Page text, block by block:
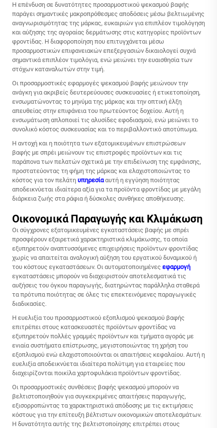
Η επένδυση σε δυνατότητες προσαρμοστικού ψεκασμού βαφής
παράγει σημαντικές μακροπρόθεσμες αποδόσεις μέσω βελτιωμένης
αναγνωρισιμότητας της μάρκας, ευκαιριών για επιπλέον τιμολόγηση
και αύξησης της αγοραίας δερμάτωσης στις κατηγορίες προϊόντων
φροντίδας. Η διαφοροποίηση που επιτυγχάνεται μέσω
προσαρμοστικών επιφανειακών επεξεργασιών δικαιολογεί συχνά
σημαντικά επιπλέον τιμολόγια, ενώ μειώνει την ευαισθησία των
στόχων καταναλωτών στην τιμή.
Οι προσαρμοστικές εφαρμογές ψεκασμού βαφής μειώνουν την
ανάγκη για ακριβείς δευτερεύουσες συσκευασίες ή ετικετοποίηση,
ενσωματώνοντας το μηνύμα της μάρκας και την οπτική έλξη
απευθείας στην επιφάνεια του πρωτεύοντος δοχείου. Αυτή η
ενσωμάτωση απλοποιεί τις αλυσίδες εφοδιασμού, ενώ μειώνει το
συνολικό κόστος συσκευασίας και το περιβαλλοντικό αποτύπωμα.
Η αντοχή και η ποιότητα των εξατομικευμένων επιστρώσεων
βαφής με σπρέι μειώνουν τις επιστροφές προϊόντων και τις
παράπονα των πελατών σχετικά με την επιδείνωση της εμφάνισης,
προστατεύοντας τη φήμη της μάρκας και ελαχιστοποιώντας το
κόστος για τον πελάτη υπηρεσίααυτή η εγγύηση ποιότητας
αποδεικνύεται ιδιαίτερα αξία για τα προϊόντα φροντίδας με μεγάλη
διάρκεια ζωής στα ράφια ή δύσκολες συνθήκες αποθήκευσης.
Οικονομικά Παραγωγής και Κλιμάκωση
Οι σύγχρονες εξατομικευμένες εγκαταστάσεις βαφής με σπρέι
προσφέρουν εξαιρετικά χαρακτηριστικά κλιμάκωσης, τα οποία
εξυπηρετούν αναπτυσσόμενες επιχειρήσεις προϊόντων φροντίδας
χωρίς να απαιτείται αναλογική αύξηση του εργατικού δυναμικού ή
του κόστους εγκαταστάσεων. Οι αυτοματοποιημένες εφαρμογή
εγκαταστάσεις μπορούν να διαχειριστούν αποτελεσματικά τις
αυξήσεις του όγκου παραγωγής, διατηρώντας παράλληλα σταθερά
τα πρότυπα ποιότητας σε όλες τις επεκτεινόμενες παραγωγικές
διαδικασίες.
Η ευελιξία του προσαρμοστικού εξοπλισμού ψεκασμού βαφής
επιτρέπει στους κατασκευαστές προϊόντων φροντίδας να
εξυπηρετούν πολλές γραμμές προϊόντων και τμήματα αγοράς με
ενιαία συστήματα επίστρωσης, μεγιστοποιώντας τη χρήση του
εξοπλισμού ενώ ελαχιστοποιούνται οι απαιτήσεις κεφαλαίου. Αυτή η
ευελιξία αποδεικνύεται ιδιαίτερα πολύτιμη για εταιρείες που
διαχειρίζονται ποικίλα χαρτοφυλάκια προϊόντων φροντίδας.
Οι προσαρμοστικές συνθέσεις βαφής ψεκασμού μπορούν να
βελτιστοποιηθούν για συγκεκριμένες απαιτήσεις παραγωγής,
εξισορροπώντας τα χαρακτηριστικά απόδοσης με τις εκτιμήσεις
κόστους για την επίτευξη βέλτιστων οικονομικών αποτελεσμάτων.
Η δυνατότητα αυτής της βελτιστοποίησης επιτρέπει στους